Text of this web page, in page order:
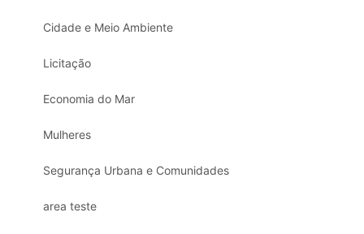
Cidade e Meio Ambiente
Licitação
Economia do Mar
Mulheres
Segurança Urbana e Comunidades
area teste